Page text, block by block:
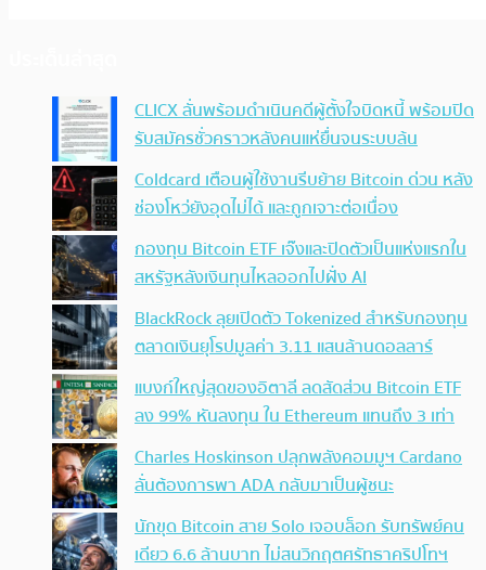
CLICX ลั่นพร้อมดำเนินคดีผู้ตั้งใจบิดหนี้ พร้อมปิด
รับสมัครชั่วคราวหลังคนแห่ยื่นจนระบบล้น
Coldcard เตือนผู้ใช้งานรีบย้าย Bitcoin ด่วน หลัง
ช่องโหว่ยังอุดไม่ได้ และถูกเจาะต่อเนื่อง
กองทุน Bitcoin ETF เจ๊งและปิดตัวเป็นแห่งแรกใน
สหรัฐหลังเงินทุนไหลออกไปฝั่ง AI
BlackRock ลุยเปิดตัว Tokenized สำหรับกองทุน
ตลาดเงินยุโรปมูลค่า 3.11 แสนล้านดอลลาร์
แบงก์ใหญ่สุดของอิตาลี ลดสัดส่วน Bitcoin ETF
ลง 99% หันลงทุน ใน Ethereum แทนถึง 3 เท่า
Charles Hoskinson ปลุกพลังคอมมูฯ Cardano
ลั่นต้องการพา ADA กลับมาเป็นผู้ชนะ
นักขุด Bitcoin สาย Solo เจอบล็อก รับทรัพย์คน
เดียว 6.6 ล้านบาท ไม่สนวิกฤตศรัทธาคริปโทฯ